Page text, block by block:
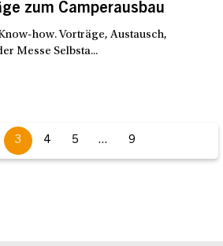
zum Camperausbau
how. Vorträge, Austausch,
Messe Selbsta...
3 4 5 ... 9